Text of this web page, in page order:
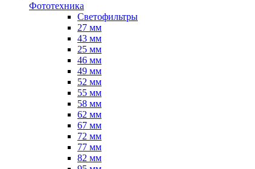
Фототехника
Светофильтры
27 мм
43 мм
25 мм
46 мм
49 мм
52 мм
55 мм
58 мм
62 мм
67 мм
72 мм
77 мм
82 мм